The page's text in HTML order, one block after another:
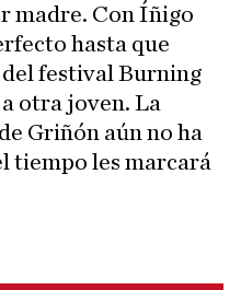
madre. Con Íñigo
hasta que
festival Burning
otra joven. La
Griñón aún no ha
tiempo les marcará